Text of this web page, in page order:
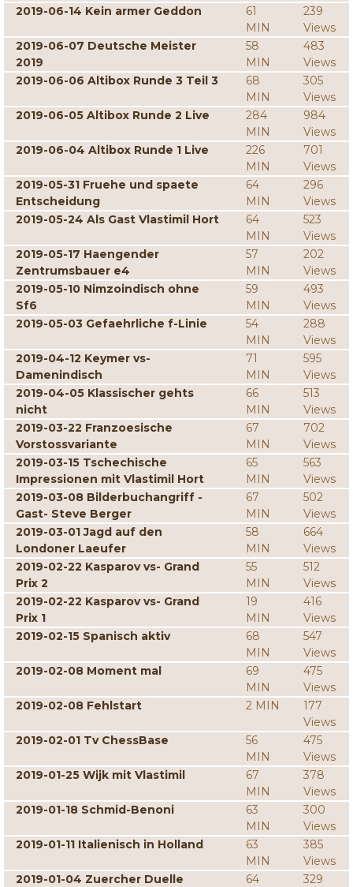
2019-06-14 Kein armer Geddon
61
MIN
239
Views
2019-06-07 Deutsche Meister
2019
58
MIN
483
Views
2019-06-06 Altibox Runde 3 Teil 3
68
MIN
305
Views
2019-06-05 Altibox Runde 2 Live
284
MIN
984
Views
2019-06-04 Altibox Runde 1 Live
226
MIN
701
Views
2019-05-31 Fruehe und spaete
Entscheidung
64
MIN
296
Views
2019-05-24 Als Gast Vlastimil Hort
64
MIN
523
Views
2019-05-17 Haengender
Zentrumsbauer e4
57
MIN
202
Views
2019-05-10 Nimzoindisch ohne
Sf6
59
MIN
493
Views
2019-05-03 Gefaehrliche f-Linie
54
MIN
288
Views
2019-04-12 Keymer vs-
Damenindisch
71
MIN
595
Views
2019-04-05 Klassischer gehts
nicht
66
MIN
513
Views
2019-03-22 Franzoesische
Vorstossvariante
67
MIN
702
Views
2019-03-15 Tschechische
Impressionen mit Vlastimil Hort
65
MIN
563
Views
2019-03-08 Bilderbuchangriff -
Gast- Steve Berger
67
MIN
502
Views
2019-03-01 Jagd auf den
Londoner Laeufer
58
MIN
664
Views
2019-02-22 Kasparov vs- Grand
Prix 2
55
MIN
512
Views
2019-02-22 Kasparov vs- Grand
Prix 1
19
MIN
416
Views
2019-02-15 Spanisch aktiv
68
MIN
547
Views
2019-02-08 Moment mal
69
MIN
475
Views
2019-02-08 Fehlstart
2 MIN
177
Views
2019-02-01 Tv ChessBase
56
MIN
475
Views
2019-01-25 Wijk mit Vlastimil
67
MIN
378
Views
2019-01-18 Schmid-Benoni
63
MIN
300
Views
2019-01-11 Italienisch in Holland
63
MIN
385
Views
2019-01-04 Zuercher Duelle
64
329